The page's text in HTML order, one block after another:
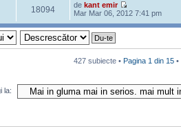
18094 de kant emir
Mar Mar 06, 2012 7:41 pm
427 subiecte • Pagina 1 din 15 •
la: